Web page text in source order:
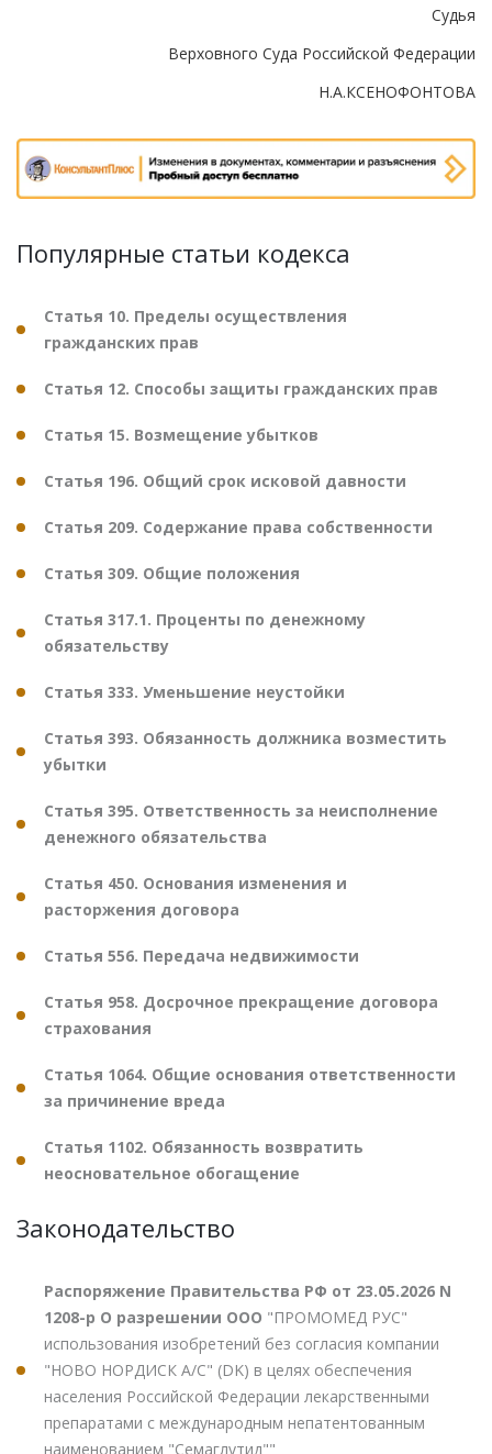
Судья
Верховного Суда Российской Федерации
Н.А.КСЕНОФОНТОВА
Популярные статьи кодекса
Статья 10. Пределы осуществления
гражданских прав
Статья 12. Способы защиты гражданских прав
Статья 15. Возмещение убытков
Статья 196. Общий срок исковой давности
Статья 209. Содержание права собственности
Статья 309. Общие положения
Статья 317.1. Проценты по денежному
обязательству
Статья 333. Уменьшение неустойки
Статья 393. Обязанность должника возместить
убытки
Статья 395. Ответственность за неисполнение
денежного обязательства
Статья 450. Основания изменения и
расторжения договора
Статья 556. Передача недвижимости
Статья 958. Досрочное прекращение договора
страхования
Статья 1064. Общие основания ответственности
за причинение вреда
Статья 1102. Обязанность возвратить
неосновательное обогащение
Законодательство
Распоряжение Правительства РФ от 23.05.2026 N
1208-р О разрешении ООО "ПРОМОМЕД РУС"
использования изобретений без согласия компании
"НОВО НОРДИСК А/С" (DK) в целях обеспечения
населения Российской Федерации лекарственными
препаратами с международным непатентованным
наименованием "Семаглутид""